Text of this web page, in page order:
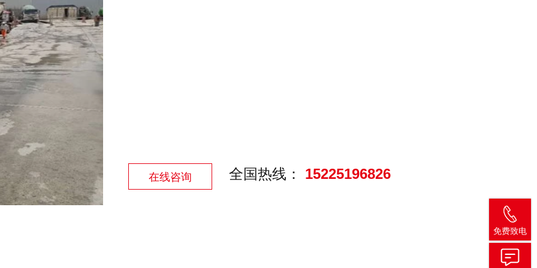
在线咨询 全国热线： 15225196826
免费致电